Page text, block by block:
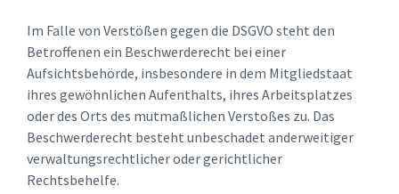
Im Falle von Verstößen gegen die DSGVO steht den
Betroffenen ein Beschwerderecht bei einer
Aufsichtsbehörde, insbesondere in dem Mitgliedstaat
ihres gewöhnlichen Aufenthalts, ihres Arbeitsplatzes
oder des Orts des mutmaßlichen Verstoßes zu. Das
Beschwerderecht besteht unbeschadet anderweitiger
verwaltungsrechtlicher oder gerichtlicher
Rechtsbehelfe.